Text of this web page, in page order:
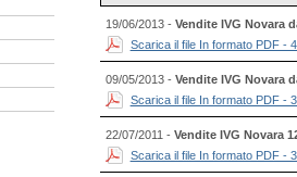
19/06/2013 - Vendite IVG Novara
Scarica il file In formato PDF -
09/05/2013 - Vendite IVG Novara
Scarica il file In formato PDF -
22/07/2011 - Vendite IVG Novara
Scarica il file In formato PDF -